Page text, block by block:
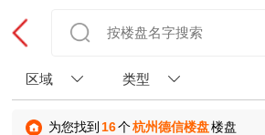
区域 类型
为您找到 16个杭州德信楼盘楼盘